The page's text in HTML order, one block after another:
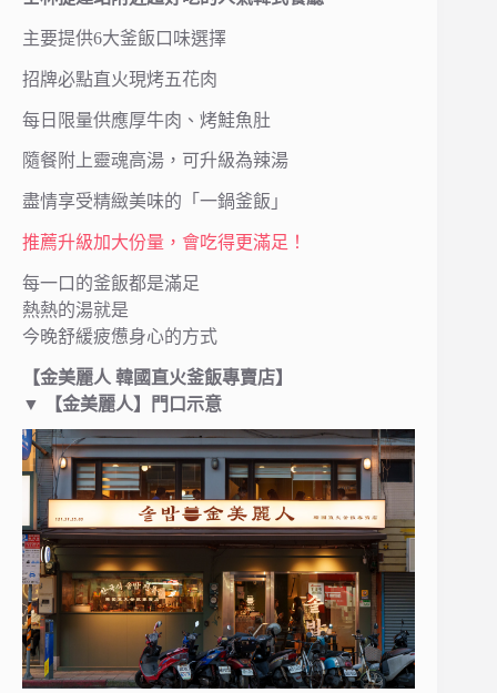
主要提供6大釜飯口味選擇
招牌必點直火現烤五花肉
每日限量供應厚牛肉、烤鮭魚肚
隨餐附上靈魂高湯，可升級為辣湯
盡情享受精緻美味的「一鍋釜飯」
推薦升級加大份量，會吃得更滿足！
每一口的釜飯都是滿足
熱熱的湯就是
今晚舒緩疲憊身心的方式
【金美麗人 韓國直火釜飯專賣店】
▼ 【金美麗人】門口示意